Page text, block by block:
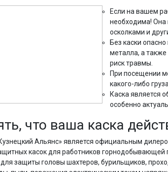
Если на вашем
необходима! Она
осколками и
Без каски
металла, а также
риск травмы.
При посещении
какого-либо
Каска является
особенно
что ваша каска
Альянс» является официальным
касок для работников
защиты головы шахтеров, бурильщиков,